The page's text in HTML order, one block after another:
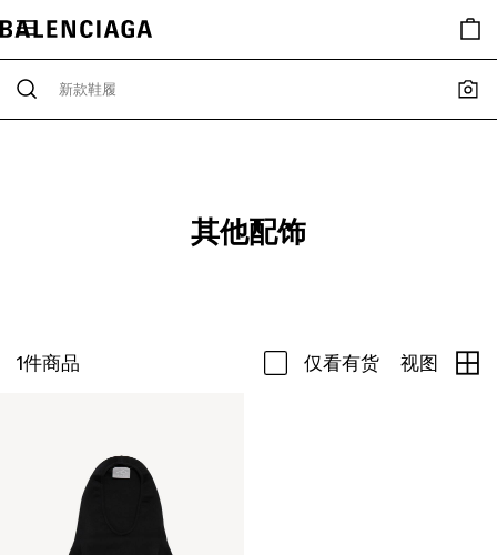
其他配饰
1件商品 仅看有货 视图